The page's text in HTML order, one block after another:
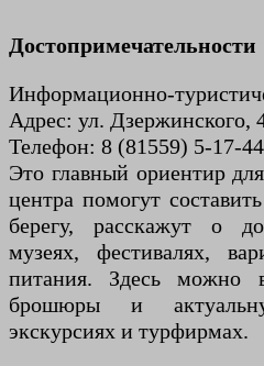
Достопримечательности
Информационно-
Адрес: ул. Дзержинского,
Телефон: 8 (81559) 5-17-
Это главный ориентир
центра помогут
берегу, расскажут о
музеях, фестивалях,
питания. Здесь можно
брошюры и
экскурсиях и турфирмах.